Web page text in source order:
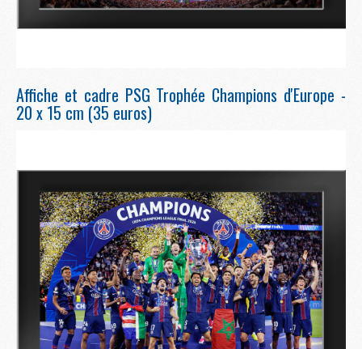
Affiche et cadre PSG Trophée Champions d'Europe -
20 x 15 cm (35 euros)